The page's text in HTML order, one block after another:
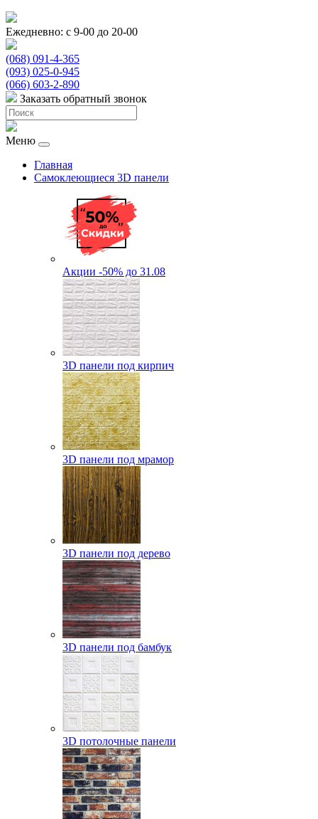
Ежедневно: с 9-00 до 20-00
(068) 091-4-365
(093) 025-0-945
(066) 603-2-890
Заказать обратный звонок
Меню
Главная
Самоклеющиеся 3D панели
Акции -50% до 31.08
3D панели под кирпич
3D панели под мрамор
3D панели под дерево
3D панели под бамбук
3D потолочные панели